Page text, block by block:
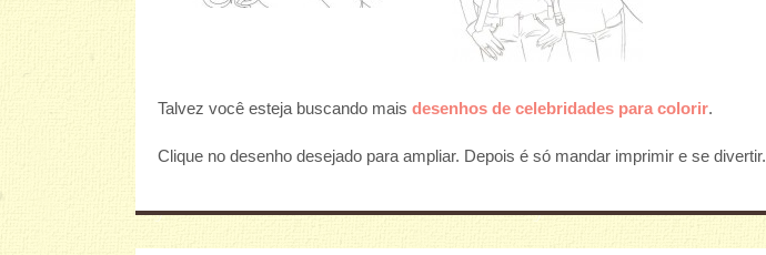
Talvez você esteja buscando mais desenhos de celebridades para colorir.
Clique no desenho desejado para ampliar. Depois é só mandar imprimir e se divertir.